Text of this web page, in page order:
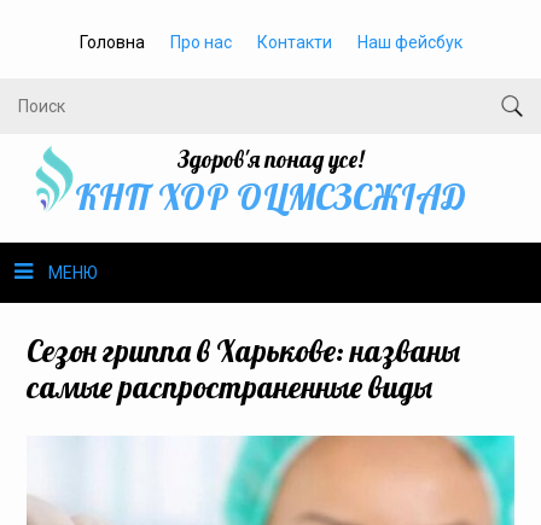
Головна Про нас Контакти Наш фейсбук
Здоров'я понад усе!
КНП ХОР ОЦМСЗСЖIАД
МЕНЮ
Громадське здоров’я
Громадянам
Сезон гриппа в Харькове: названы
самые распространенные виды